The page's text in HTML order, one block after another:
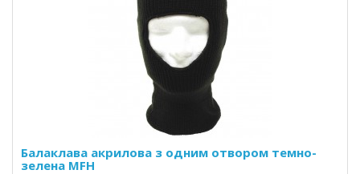
Балаклава акрилова з одним отвором темно-
зелена MFH